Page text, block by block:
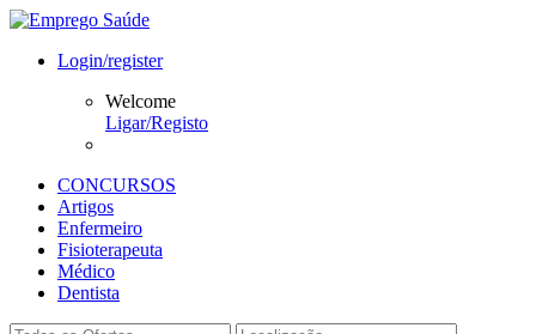
Login/register
Welcome
Ligar/Registo
CONCURSOS
Artigos
Enfermeiro
Fisioterapeuta
Médico
Dentista